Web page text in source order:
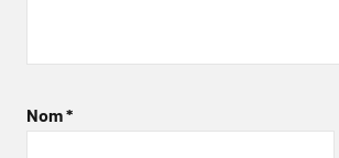
Nom*